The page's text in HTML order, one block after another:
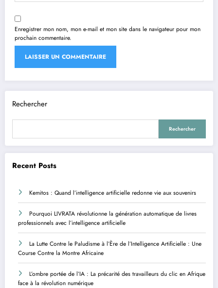
Enregistrer mon nom, mon e-mail et mon site dans le navigateur pour mon
prochain commentaire.
Rechercher
Rechercher
Recent Posts
Kemitos : Quand l’intelligence artificielle redonne vie aux souvenirs
Pourquoi LIVRATA révolutionne la génération automatique de livres
professionnels avec l’intelligence artificielle
La Lutte Contre le Paludisme à l’Ère de l’Intelligence Artificielle : Une
Course Contre la Montre Africaine
L’ombre portée de l’IA : La précarité des travailleurs du clic en Afrique
face à la révolution numérique